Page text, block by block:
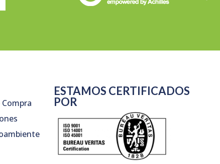
ESTAMOS CERTIFICADOS
POR